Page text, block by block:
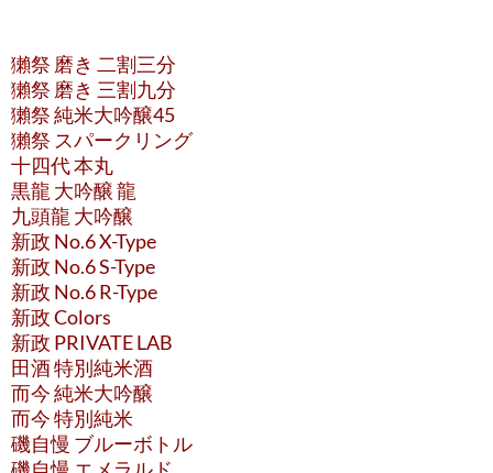
獺祭 磨き 二割三分
獺祭 磨き 三割九分
獺祭 純米大吟醸45
獺祭 スパークリング
十四代 本丸
黒龍 大吟醸 龍
九頭龍 大吟醸
新政 No.6 X-Type
新政 No.6 S-Type
新政 No.6 R-Type
新政 Colors
新政 PRIVATE LAB
田酒 特別純米酒
而今 純米大吟醸
而今 特別純米
磯自慢 ブルーボトル